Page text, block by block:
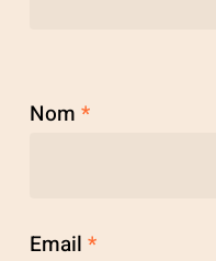
Nom *
Email *